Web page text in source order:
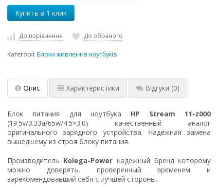
До порівняння До обраного
Категорії: Блоки живлення ноутбуків
Опис Характеристики Відгуки (0)
Блок питания для ноутбука HP Stream 11-z000
(19.5v/3.33a/65w/4.5×3.0) качественный аналог
оригинального зарядного устройства. Надежная замена
вышедшему из строя блоку питания.
Производитель Kolega-Power надежный бренд которому
можно доверять, проверенный временем и
зарекомендовавший себя с лучшей стороны.